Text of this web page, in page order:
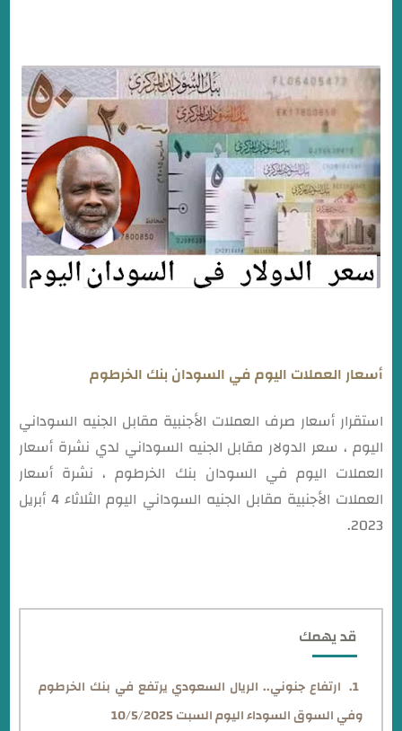
أسعار العملات اليوم في السودان بنك الخرطوم
استقرار أسعار صرف العملات الأجنبية مقابل الجنيه السوداني
اليوم ، سعر الدولار مقابل الجنيه السوداني لدي نشرة أسعار
العملات اليوم في السودان بنك الخرطوم ، نشرة أسعار
العملات الأجنبية مقابل الجنيه السوداني اليوم الثلاثاء 4 أبريل
2023.
قد يهمك
ارتفاع جنوني.. الريال السعودي يرتفع في بنك الخرطوم
وفي السوق السوداء اليوم السبت 10/5/2025